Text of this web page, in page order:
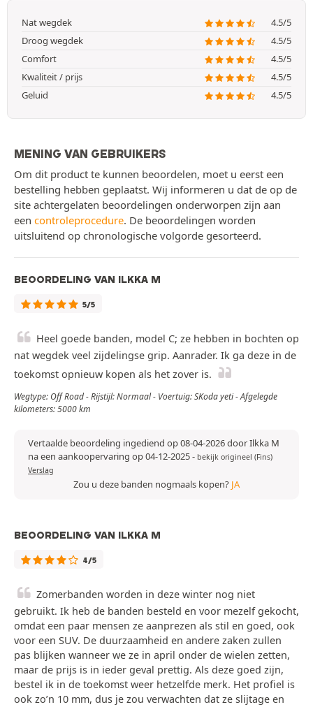
Nat wegdek
4.5/5
Droog wegdek
4.5/5
Comfort
4.5/5
Kwaliteit / prijs
4.5/5
Geluid
4.5/5
MENING VAN GEBRUIKERS
Om dit product te kunnen beoordelen, moet u eerst een
bestelling hebben geplaatst. Wij informeren u dat de op de
site achtergelaten beoordelingen onderworpen zijn aan
een controleprocedure. De beoordelingen worden
uitsluitend op chronologische volgorde gesorteerd.
BEOORDELING VAN ILKKA M
5/5
Heel goede banden, model C; ze hebben in bochten op
nat wegdek veel zijdelingse grip. Aanrader. Ik ga deze in de
toekomst opnieuw kopen als het zover is.
Wegtype: Off Road - Rijstijl: Normaal - Voertuig: SKoda yeti - Afgelegde
kilometers: 5000 km
Vertaalde beoordeling ingediend op 08-04-2026 door Ilkka M
na een aankoopervaring op 04-12-2025- bekijk origineel (Fins)
Verslag
Zou u deze banden nogmaals kopen? JA
BEOORDELING VAN ILKKA M
4/5
Zomerbanden worden in deze winter nog niet
gebruikt. Ik heb de banden besteld en voor mezelf gekocht,
omdat een paar mensen ze aanprezen als stil en goed, ook
voor een SUV. De duurzaamheid en andere zaken zullen
pas blijken wanneer we ze in april onder de wielen zetten,
maar de prijs is in ieder geval prettig. Als deze goed zijn,
bestel ik in de toekomst weer hetzelfde merk. Het profiel is
ook zo’n 10 mm, dus je zou verwachten dat ze slijtage en